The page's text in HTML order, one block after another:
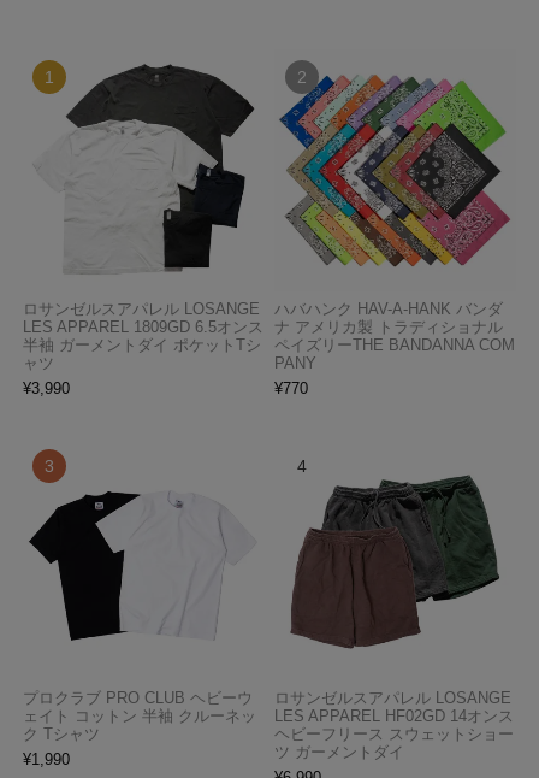
ロサンゼルスアパレル LOSANGE
LES APPAREL 1809GD 6.5オンス
半袖 ガーメントダイ ポケットTシ
ャツ
¥3,990
ハバハンク HAV-A-HANK バンダ
ナ アメリカ製 トラディショナル
ペイズリーTHE BANDANNA COM
PANY
¥770
プロクラブ PRO CLUB ヘビーウ
ェイト コットン 半袖 クルーネッ
ク Tシャツ
¥1,990
ロサンゼルスアパレル LOSANGE
LES APPAREL HF02GD 14オンス
ヘビーフリース スウェットショー
ツ ガーメントダイ